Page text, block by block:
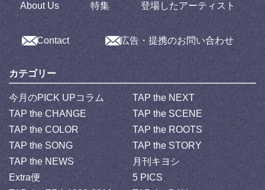
About Us 特集 登場したアーティスト
Contact 広告・提携のお問い合わせ
カテゴリー
今月のPICK UPコラム
TAP the NEXT
TAP the CHANGE
TAP the SCENE
TAP the COLOR
TAP the ROOTS
TAP the SONG
TAP the STORY
TAP the NEWS
月刊キヨシ
Extra便
5 PICS